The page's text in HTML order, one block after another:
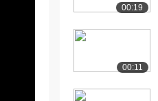
00:19
00:11